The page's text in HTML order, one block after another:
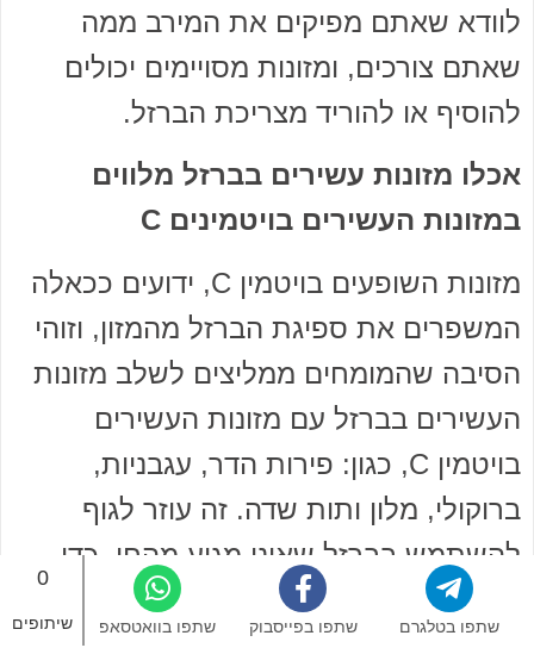
לוודא שאתם מפיקים את המירב ממה
שאתם צורכים, ומזונות מסויימים יכולים
להוסיף או להוריד מצריכת הברזל.
אכלו מזונות עשירים בברזל מלווים
במזונות העשירים בויטמינים C
מזונות השופעים בויטמין C, ידועים ככאלה
המשפרים את ספיגת הברזל מהמזון, וזוהי
הסיבה שהמומחים ממליצים לשלב מזונות
העשירים בברזל עם מזונות העשירים
בויטמין C, כגון: פירות הדר, עגבניות,
ברוקולי, מלון ותות שדה. זה עוזר לגוף
להשתמש בברזל שאינו מגיע מהחי, כדי
לצרוך אותם ממקורות צמחיים בצורה
0
שיתופים שתפו בוואטסאפ שתפו בפייסבוק שתפו בטלגרם